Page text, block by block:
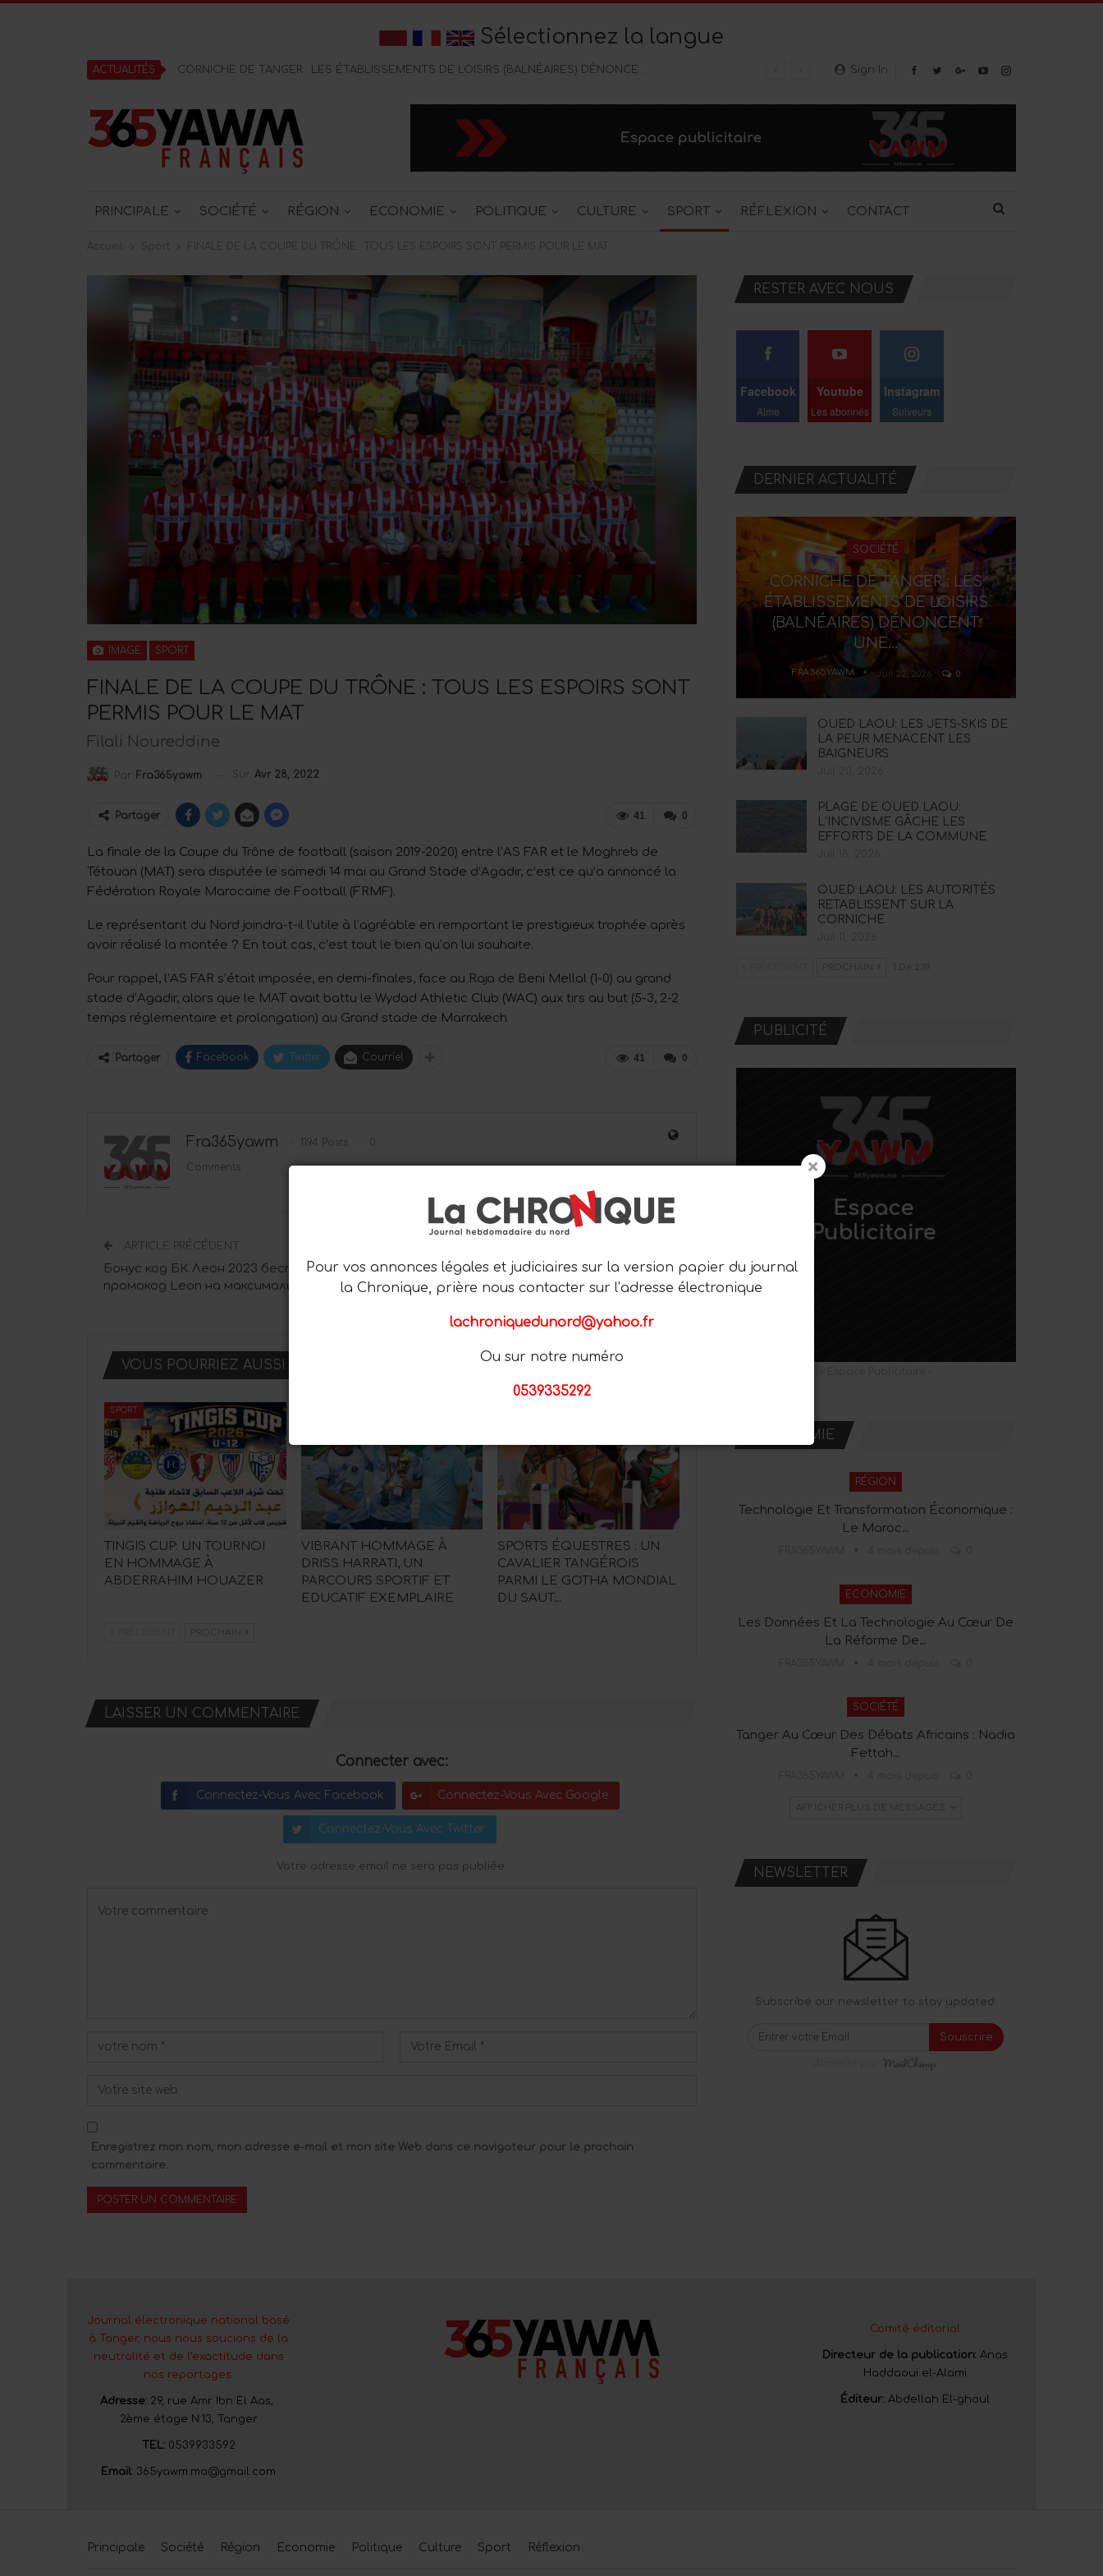
Sélectionnez la langue
Sign In
ACTUALITÉS
PRINCIPALE SOCIÉTÉ RÉGION ECONOMIE POLITIQUE CULTURE SPORT RÉFLEXION CONTACT
Accueil Sport FINALE DE LA COUPE DU TRÔNE : TOUS LES ESPOIRS SONT PERMIS POUR LE MAT
IMAGE SPORT
FINALE DE LA COUPE DU TRÔNE : TOUS LES ESPOIRS SONT
PERMIS POUR LE MAT
Filali Noureddine
Par Fra365yawm Sur Avr 28, 2022
0
41
Partager
La finale de la Coupe du Trône de football (saison 2019-2020) entre l’AS FAR et le Moghreb de
Tétouan (MAT) sera disputée le samedi 14 mai au Grand Stade d’Agadir, c’est ce qu’a annoncé la
Fédération Royale Marocaine de Football (FRMF).
Le représentant du Nord joindra-t-il l’utile à l’agréable en remportant le prestigieux trophée après
avoir réalisé la montée ? En tout cas, c’est tout le bien qu’on lui souhaite.
Pour rappel, l’AS FAR s’était imposée, en demi-finales, face au Raja de Beni Mellal (1-0) au grand
stade d’Agadir, alors que le MAT avait battu le Wydad Athletic Club (WAC) aux tirs au but (5-3, 2-2
temps réglementaire et prolongation) au Grand stade de Marrakech
0
41
Partager Facebook Twitter Courriel
Fra365yawm 1194 Posts 0
Comments
ARTICLE PRÉCÉDENT
Бонус код БК Леон 2023 бесплатно:
промокод Leon на максимальный бонус
VIDÉO : THE KIDNAPPING
VOUS POURRIEZ AUSSI AIMER Plus D'articles De L'auteur
SPORT
TINGIS CUP: UN TOURNOI
EN HOMMAGE À
ABDERRAHIM HOUAZER
VIBRANT HOMMAGE À
DRISS HARRATI, UN
PARCOURS SPORTIF ET
EDUCATIF EXEMPLAIRE
SPORTS ÉQUESTRES : UN
CAVALIER TANGÉROIS
PARMI LE GOTHA MONDIAL
DU SAUT…
PROCHAIN
LAISSER UN COMMENTAIRE
Connecter avec:
Connectez-Vous Avec Facebook Connectez-Vous Avec Google
Connectez-Vous Avec Twitter
Votre adresse email ne sera pas publiée.
Enregistrez mon nom, mon adresse e-mail et mon site Web dans ce navigateur pour le prochain
commentaire.
RESTER AVEC NOUS
Facebook
Aime
Youtube
Les abonnés
Instagram
Suiveurs
DERNIER ACTUALITÉ
SOCIÉTÉ
CORNICHE DE TANGER : LES
ÉTABLISSEMENTS DE LOISIRS
(BALNÉAIRES) DÉNONCENT
UNE…
FRA365YAWM Juil 22, 2026 0
OUED LAOU: LES JETS-SKIS DE
LA PEUR MENACENT LES
BAIGNEURS
PLAGE DE OUED LAOU:
L’INCIVISME GÂCHE LES
EFFORTS DE LA COMMUNE
OUED LAOU: LES AUTORITÉS
RETABLISSENT SUR LA
CORNICHE
PROCHAIN 1 De 239
PUBLICITÉ
ECONOMIE
RÉGION
Technologie Et Transformation Économique :
Le Maroc…
ECONOMIE
Les Données Et La Technologie Au Cœur De
La Réforme De…
SOCIÉTÉ
Tanger Au Cœur Des Débats Africains : Nadia
Fettah…
AFFICHER PLUS DE MESSAGES
NEWSLETTER
Subscribe our newsletter to stay updated.
Souscrire
Journal électronique national basé
à Tanger, nous nous soucions de la
neutralité et de l’exactitude dans
nos reportages.
Adresse: 29, rue Amr Ibn El Aas,
2ème étage N:13, Tanger
TEL: 0539933592
Email: 365yawm.ma@gmail.com
Comité éditorial
Directeur de la publication: Anas
Haddaoui el-Alami
Éditeur: Abdellah El-ghoul
Principale Société Région Economie Politique Culture Sport Réflexion
Pour vos annonces légales et judiciaires sur la version papier du journal
la Chronique, prière nous contacter sur l’adresse électronique
lachroniquedunord@yahoo.fr
Ou sur notre numéro
0539335292